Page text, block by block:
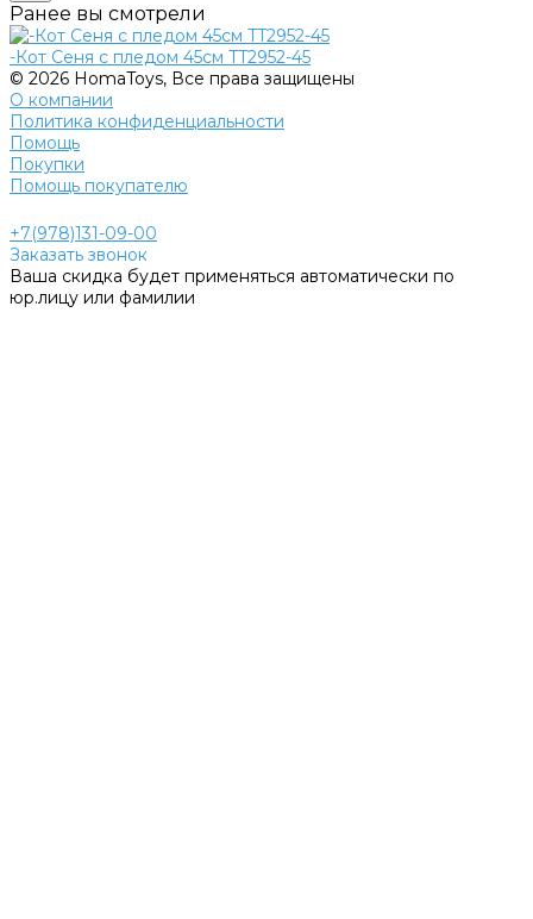
Ранее вы смотрели
-Кот Сеня с пледом 45см TT2952-45
© 2026 HomaToys, Все права защищены
О компании
Политика конфиденциальности
Помощь
Покупки
Помощь покупателю
+7(978)131-09-00
Заказать звонок
Ваша скидка будет применяться автоматически по
юр.лицу или фамилии